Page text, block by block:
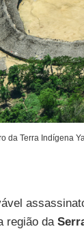
da Terra Indígena
região da